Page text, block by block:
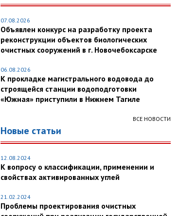
07.08.2026
Объявлен конкурс на разработку проекта
реконструкции объектов биологических
очистных сооружений в г. Новочебоксарске
06.08.2026
К прокладке магистрального водовода до
строящейся станции водоподготовки
«Южная» приступили в Нижнем Тагиле
ВСЕ НОВОСТИ
Новые статьи
12.08.2024
К вопросу о классификации, применении и
свойствах активированных углей
21.02.2024
Проблемы проектирования очистных